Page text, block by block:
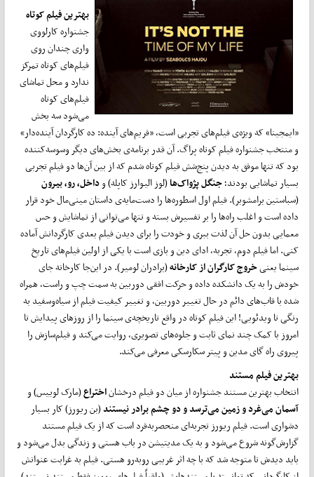
بهترین فیلم کوتاه
جشنواره کارلووی
واری چندان روی
فیلم‌های کوتاه تمرکز
ندارد و محل تماشای
فیلم‌های کوتاه
می‌شود سه بخش
«ایمجینا» که ویژه‌ی فیلم‌های تجربی است، «فریم‌های آینده: ده کارگردان آینده‌دار»
و منتخب جشنواره فیلم کوتاه پراگ. آن قدر برنامه‌ی بخش‌های دیگر وسوسه‌کننده
بود که تنها موفق به دیدن پنج‌شش فیلم کوتاه شدم که از بین آن‌ها دو فیلم تجربی
بسیار تماشایی بودند؛جنگل پژواک‌ها(لوز الیوارز کاپله) وداخل، رو، بیرون
(سباستین برامشوبر). فیلم اول اسطوره‌ها را دست‌مایه‌ی داستان مینی‌مال خود قرار
داده است و اغلب راه‌ها را بر تفسیرش بسته و تنها می‌توانی از تماشایش و حس
معمایی بدون حل آن لذت ببری و خودت را برای دیدن فیلم بعدی کارگردانش آماده
کنی. اما فیلم دوم، تجربه‌، ادای دین و بازی است با یکی از اولین فیلم‌های تاریخ
سینما یعنیخروج کارگران از کارخانه(برادران لومیر). در این‌جا کارخانه جای
خودش را به یک دانشکده داده و حرکت افقی دوربین به سمت چپ و راست، همراه
شده با قاب‌های دائم در حال تغییر دوربین، و تغییر کیفیت فیلم از سیاه‌وسفید به
رنگی تا ویدئویی! این فیلم کوتاه در واقع تاریخچه‌ی سینما را از روزهای پیدایش تا
امروز با کمک چند نمای ثابت و جلوه‌های تصویری، روایت می‌کند و فیلم‌سازش را
پیروی راه گای مدین و پیتر سکارسکی معرفی می‌کند.
بهترین فیلم مستند
انتخاب بهترین مستند جشنواره از میان دو فیلم درخشاناختراع(مارک لوییس) و
آسمان می‌غرد و زمین می‌ترسد و دو چشم برادر نیستند(بن ریورز) کار بسیار
دشواری است. فیلم ریورز تجربه‌ای منحصربه‌فرد است که از یک فیلم مستند
گزارش‌گونه شروع می‌شود و به یک مدیتیشن در باب هستی و زندگی بدل می‌شود و
باید دیدش تا متوجه شد که با چه اثر غریبی روبه‌رو هستی. فیلم به غرابت عنوانش